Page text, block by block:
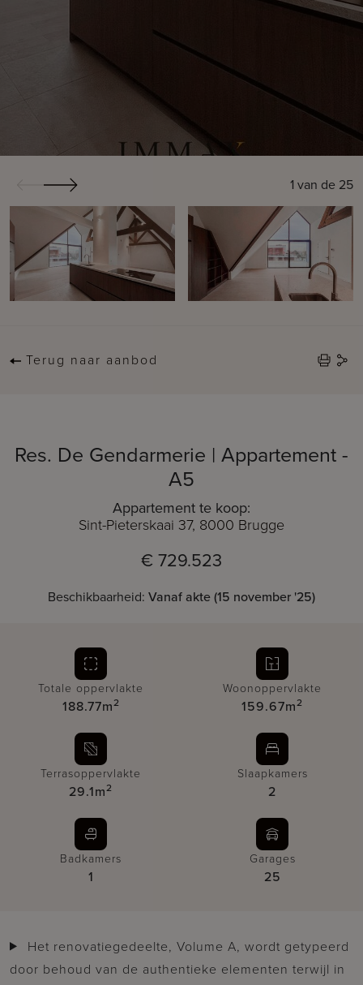
1 van de 25
Terug naar aanbod
Res. De Gendarmerie | Appartement -
A5
Appartement te koop:
Sint-Pieterskaai 37, 8000 Brugge
€ 729.523
Beschikbaarheid: Vanaf akte (15 november '25)
Totale oppervlakte
188.77m2
Woonoppervlakte
159.67m2
Terrasoppervlakte
29.1m2
Slaapkamers
2
Badkamers
1
Garages
25
door behoud van de authentieke elementen terwijl in